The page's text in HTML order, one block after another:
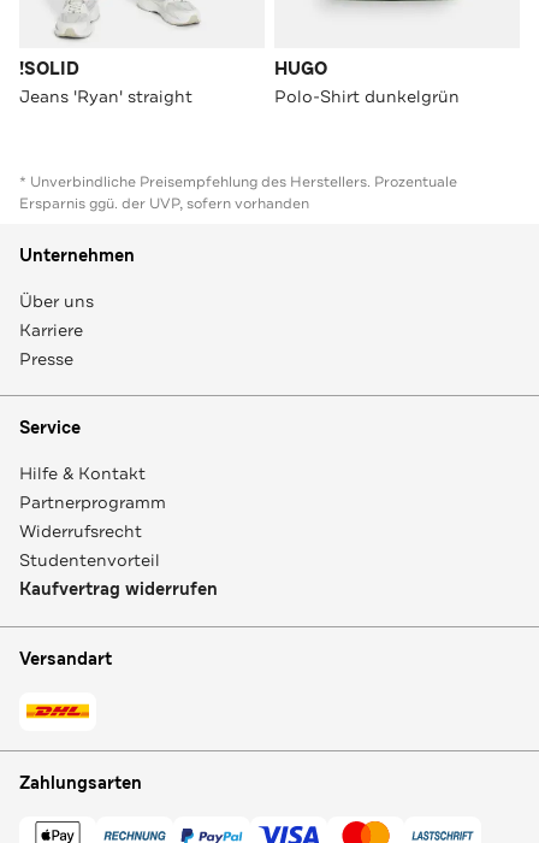
!SOLID
Jeans 'Ryan' straight
HUGO
Polo-Shirt dunkelgrün
* Unverbindliche Preisempfehlung des Herstellers. Prozentuale
Ersparnis ggü. der UVP, sofern vorhanden
Unternehmen
Über uns
Karriere
Presse
Service
Hilfe & Kontakt
Partnerprogramm
Widerrufsrecht
Studentenvorteil
Kaufvertrag widerrufen
Versandart
Zahlungsarten